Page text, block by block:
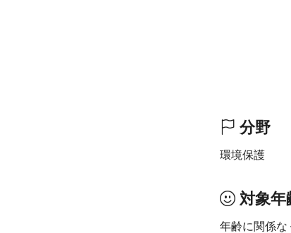
分野
環境保護
対象年
年齢に関係な